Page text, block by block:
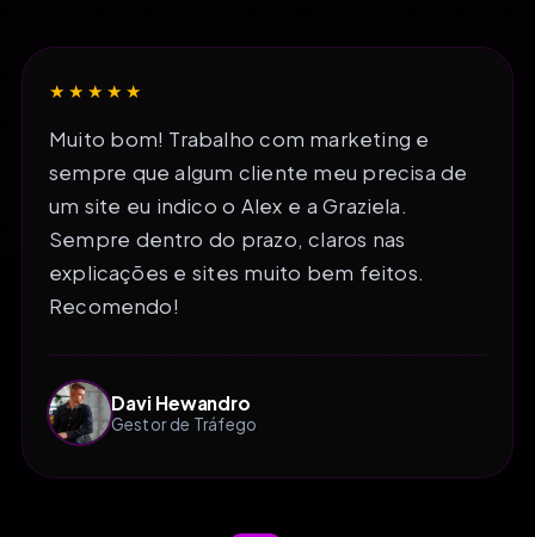
★★★★★
Muito bom! Trabalho com marketing e
sempre que algum cliente meu precisa de
um site eu indico o Alex e a Graziela.
Sempre dentro do prazo, claros nas
explicações e sites muito bem feitos.
Recomendo!
Davi Hewandro
Gestor de Tráfego